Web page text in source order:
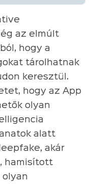
az elmúlt
hogy a
tárolhatnak
keresztül.
hogy az App
olyan
alatt
akár
hamisított
olyan